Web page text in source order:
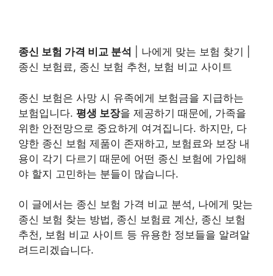
종신 보험 가격 비교 분석
| 나에게 맞는 보험 찾기 |
종신 보험료, 종신 보험 추천, 보험 비교 사이트
종신 보험은 사망 시 유족에게 보험금을 지급하는
보험입니다. 평생 보장을 제공하기 때문에, 가족을
위한 안전망으로 중요하게 여겨집니다. 하지만, 다
양한 종신 보험 제품이 존재하고, 보험료와 보장 내
용이 각기 다르기 때문에 어떤 종신 보험에 가입해
야 할지 고민하는 분들이 많습니다.
이 글에서는 종신 보험 가격 비교 분석, 나에게 맞는
종신 보험 찾는 방법, 종신 보험료 계산, 종신 보험
추천, 보험 비교 사이트 등 유용한 정보들을 알려알
려드리겠습니다.